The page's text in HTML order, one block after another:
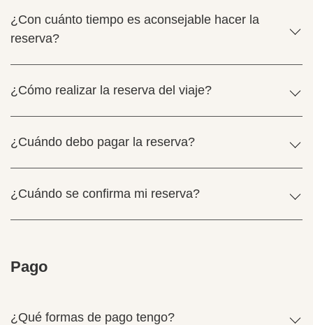
¿Con cuánto tiempo es aconsejable hacer la
reserva?
¿Cómo realizar la reserva del viaje?
¿Cuándo debo pagar la reserva?
¿Cuándo se confirma mi reserva?
Pago
¿Qué formas de pago tengo?